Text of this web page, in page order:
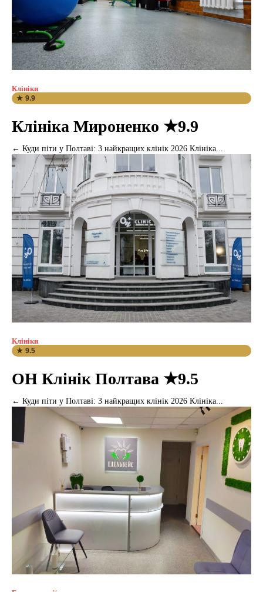
Клініки
★ 9.9
Клініка Мироненко ★9.9
← Куди піти у Полтаві: 3 найкращих клінік 2026 Клініка...
Клініки
★ 9.5
ОН Клінік Полтава ★9.5
← Куди піти у Полтаві: 3 найкращих клінік 2026 Клініка...